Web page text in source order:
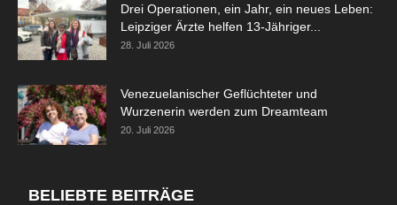
Drei Operationen, ein Jahr, ein neues Leben:
Leipziger Ärzte helfen 13-Jähriger...
28. Juli 2026
Venezuelanischer Geflüchteter und
Wurzenerin werden zum Dreamteam
20. Juli 2026
BELIEBTE BEITRÄGE